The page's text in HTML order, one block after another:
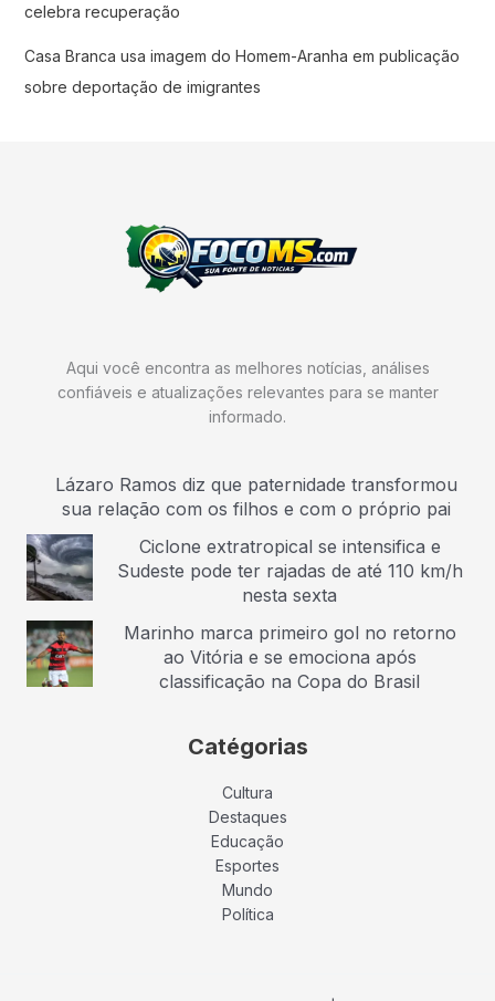
celebra recuperação
Casa Branca usa imagem do Homem-Aranha em publicação
sobre deportação de imigrantes
Aqui você encontra as melhores notícias, análises
confiáveis e atualizações relevantes para se manter
informado.
Lázaro Ramos diz que paternidade transformou
sua relação com os filhos e com o próprio pai
Ciclone extratropical se intensifica e
Sudeste pode ter rajadas de até 110 km/h
nesta sexta
Marinho marca primeiro gol no retorno
ao Vitória e se emociona após
classificação na Copa do Brasil
Catégorias
Cultura
Destaques
Educação
Esportes
Mundo
Política